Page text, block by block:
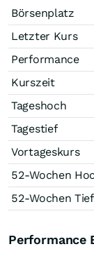
Börsenplatz
Letzter Kurs
Performance
Kurszeit
Tageshoch
Tagestief
Vortageskurs
52-Wochen
52-Wochen Tief
Performance